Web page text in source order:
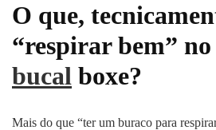
O que,
“respirar bem” no
bucal boxe?
Mais do que “ter um buraco para